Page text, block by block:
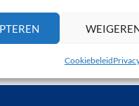
Cookiebeleid